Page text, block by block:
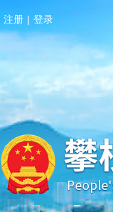
注册 | 登录